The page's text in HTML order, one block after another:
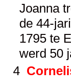
Joanna
de 44-
1795 te
werd 50
4